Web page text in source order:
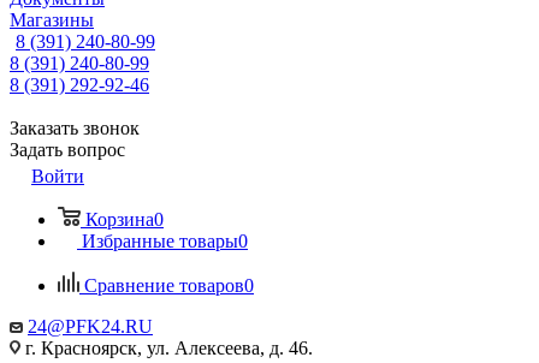
Магазины
8 (391) 240-80-99
8 (391) 240-80-99
8 (391) 292-92-46
Заказать звонок
Задать вопрос
Войти
Корзина0
Избранные товары0
Сравнение товаров0
24@PFK24.RU
г. Красноярск, ул. Алексеева, д. 46.